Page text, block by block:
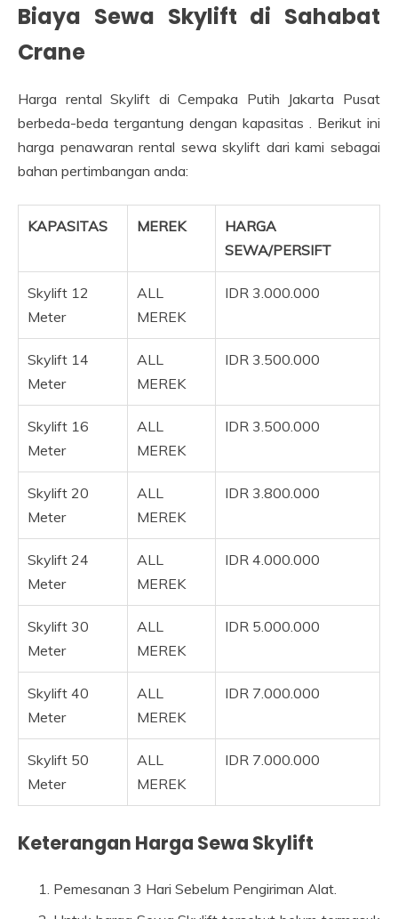
Biaya Sewa Skylift di Sahabat
Crane
Harga rental Skylift di Cempaka Putih Jakarta Pusat
berbeda-beda tergantung dengan kapasitas . Berikut ini
harga penawaran rental sewa skylift dari kami sebagai
bahan pertimbangan anda:
KAPASITAS MEREK
HARGA
SEWA/PERSIFT
Skylift 12
Meter
ALL
MEREK
IDR 3.000.000
Skylift 14
Meter
ALL
MEREK
IDR 3.500.000
Skylift 16
Meter
ALL
MEREK
IDR 3.500.000
Skylift 20
Meter
ALL
MEREK
IDR 3.800.000
Skylift 24
Meter
ALL
MEREK
IDR 4.000.000
Skylift 30
Meter
ALL
MEREK
IDR 5.000.000
Skylift 40
Meter
ALL
MEREK
IDR 7.000.000
Skylift 50
Meter
ALL
MEREK
IDR 7.000.000
Keterangan Harga Sewa Skylift
Pemesanan 3 Hari Sebelum Pengiriman Alat.